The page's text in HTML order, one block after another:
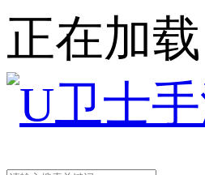
正在加载